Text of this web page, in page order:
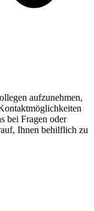
aufzunehmen,
bei Fragen oder
Ihnen behilflich zu